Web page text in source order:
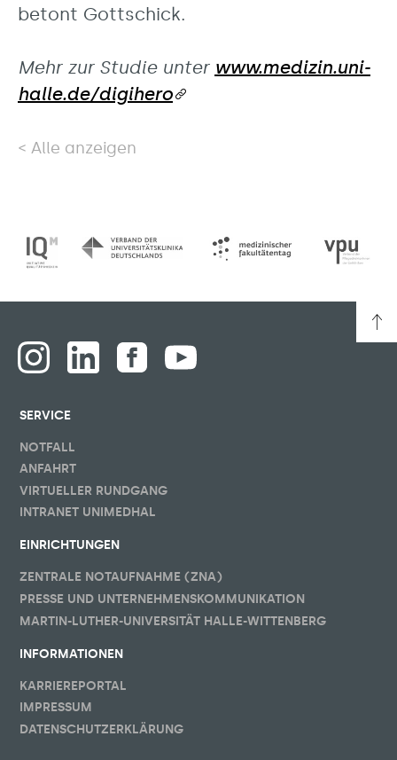
betont Gottschick.
Mehr zur Studie unter www.medizin.uni-
halle.de/digihero
Alle anzeigen
SERVICE
NOTFALL
ANFAHRT
VIRTUELLER RUNDGANG
INTRANET UNIMEDHAL
EINRICHTUNGEN
ZENTRALE NOTAUFNAHME (ZNA)
PRESSE UND UNTERNEHMENSKOMMUNIKATION
MARTIN-LUTHER-UNIVERSITÄT HALLE-WITTENBERG
INFORMATIONEN
KARRIEREPORTAL
IMPRESSUM
DATENSCHUTZERKLÄRUNG